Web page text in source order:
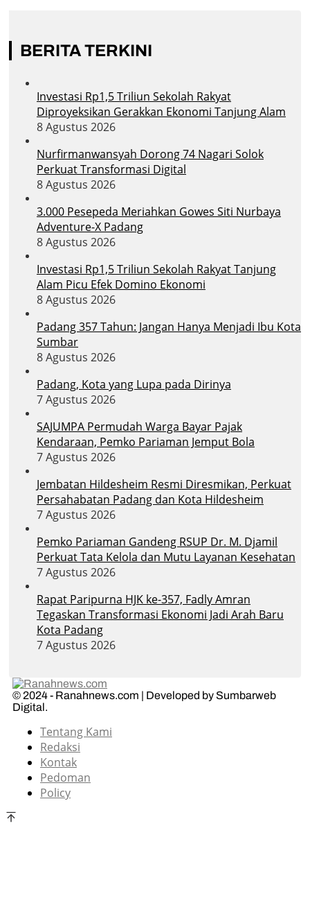
BERITA TERKINI
Investasi Rp1,5 Triliun Sekolah Rakyat
Diproyeksikan Gerakkan Ekonomi Tanjung Alam
8 Agustus 2026
Nurfirmanwansyah Dorong 74 Nagari Solok
Perkuat Transformasi Digital
8 Agustus 2026
3.000 Pesepeda Meriahkan Gowes Siti Nurbaya
Adventure-X Padang
8 Agustus 2026
Investasi Rp1,5 Triliun Sekolah Rakyat Tanjung
Alam Picu Efek Domino Ekonomi
8 Agustus 2026
Padang 357 Tahun: Jangan Hanya Menjadi Ibu Kota
Sumbar
8 Agustus 2026
Padang, Kota yang Lupa pada Dirinya
7 Agustus 2026
SAJUMPA Permudah Warga Bayar Pajak
Kendaraan, Pemko Pariaman Jemput Bola
7 Agustus 2026
Jembatan Hildesheim Resmi Diresmikan, Perkuat
Persahabatan Padang dan Kota Hildesheim
7 Agustus 2026
Pemko Pariaman Gandeng RSUP Dr. M. Djamil
Perkuat Tata Kelola dan Mutu Layanan Kesehatan
7 Agustus 2026
Rapat Paripurna HJK ke-357, Fadly Amran
Tegaskan Transformasi Ekonomi Jadi Arah Baru
Kota Padang
7 Agustus 2026
© 2024 - Ranahnews.com | Developed by Sumbarweb
Digital.
Tentang Kami
Redaksi
Kontak
Pedoman
Policy